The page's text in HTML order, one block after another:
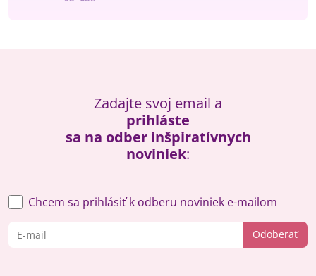
Zadajte svoj email a
prihláste
sa na odber inšpiratívnych
noviniek:
Odoberať
Chcem sa prihlásiť k odberu noviniek e-mailom